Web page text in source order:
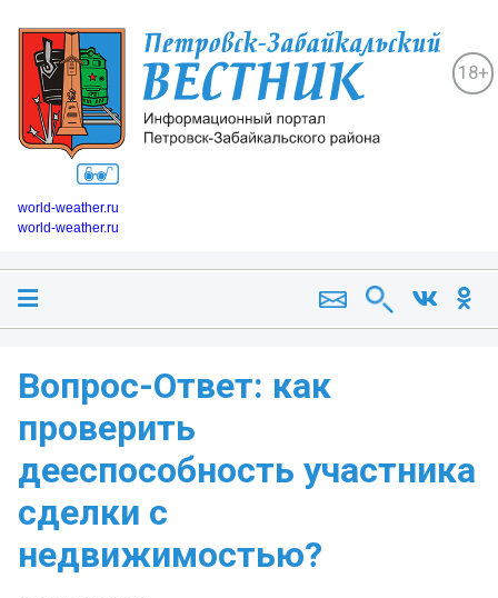
18+
world-weather.ru
world-weather.ru
Вопрос-Ответ: как
проверить
дееспособность участника
сделки с
недвижимостью?